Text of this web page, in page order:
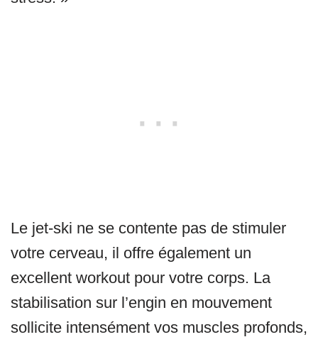
Le jet-ski ne se contente pas de stimuler
votre cerveau, il offre également un
excellent workout pour votre corps. La
stabilisation sur l’engin en mouvement
sollicite intensément vos muscles profonds,